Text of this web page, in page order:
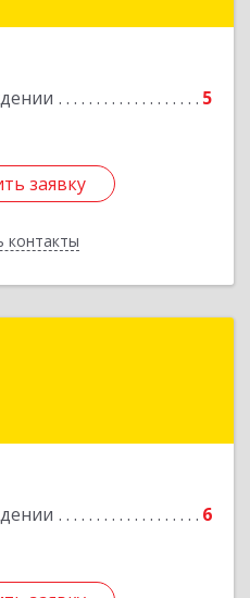
5
заявку
контакты
заявку
6
Подробнее